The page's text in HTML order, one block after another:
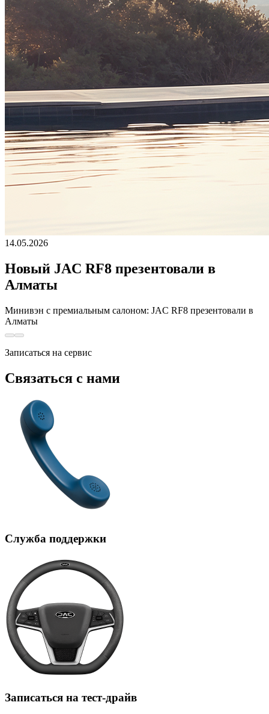
14.05.2026
Новый JAC RF8 презентовали в
Алматы
Минивэн с премиальным салоном: JAC RF8 презентовали в
Алматы
Записаться на сервис
Связаться с нами
Служба поддержки
Записаться на тест-драйв